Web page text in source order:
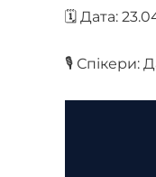
🗓 Дата:
🎙 Спікери: